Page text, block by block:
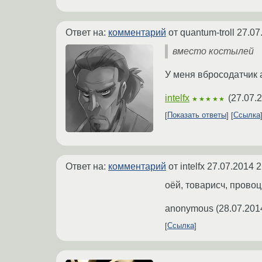
Ответ на: комментарий от quantum-troll
вместо костылей
У меня вбросодатчик
intelfx ★★★★★ (
Показать ответы Ссылка
Ответ на: комментарий от intelfx 27.07.2014
оёй, товарисч,
anonymous (
Ссылка